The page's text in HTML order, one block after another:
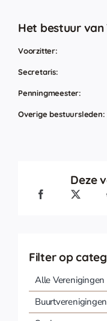
Het bestuur
Voorzitter:
Secretaris:
Penningmeester:
Overige bestuursleden:
Deze
Filter op
Alle Verenigingen
Buurtverenigingen